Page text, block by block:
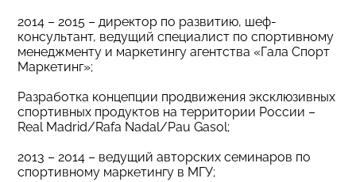
2014 – 2015 – директор по развитию, шеф-
консультант, ведущий специалист по спортивному
менеджменту и маркетингу агентства «Гала Спорт
Маркетинг»;
Разработка концепции продвижения эксклюзивных
спортивных продуктов на территории России –
Real Madrid/Rafa Nadal/Pau Gasol;
2013 – 2014 – ведущий авторских семинаров по
спортивному маркетингу в МГУ;